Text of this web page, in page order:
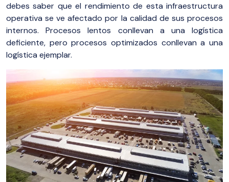
debes saber que el rendimiento de esta infraestructura
operativa se ve afectado por la calidad de sus procesos
internos. Procesos lentos conllevan a una logística
deficiente, pero procesos optimizados conllevan a una
logística ejemplar.